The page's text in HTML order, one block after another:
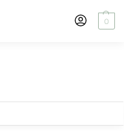
0